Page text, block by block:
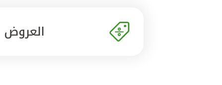
العروض